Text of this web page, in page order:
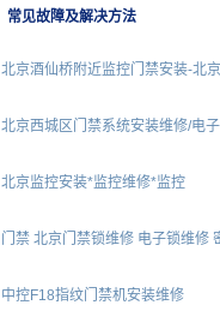
常见故障及解决方法
北京酒仙桥附近监控门禁安装-北
北京西城区门禁系统安装维修/电
北京监控安装*监控维修*监控
门禁 北京门禁锁维修 电子锁维修
中控F18指纹门禁机安装维修